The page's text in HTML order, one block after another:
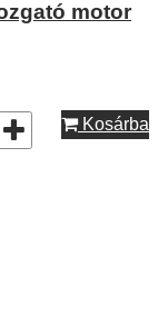
motor
Kosárba